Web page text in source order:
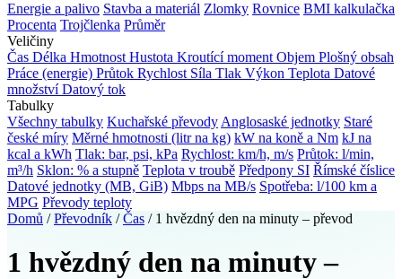
Energie a palivo Stavba a materiál Zlomky Rovnice BMI kalkulačka
Procenta Trojčlenka Průměr
Veličiny
Čas Délka Hmotnost Hustota Kroutící moment Objem Plošný obsah
Práce (energie) Průtok Rychlost Síla Tlak Výkon Teplota Datové
množstvíDatový tok
Tabulky
Všechny tabulky Kuchařské převody Anglosaské jednotky Staré
české míry Měrné hmotnosti (litr na kg) kW na koně a Nm kJ na
kcal a kWh Tlak: bar, psi, kPa Rychlost: km/h, m/s Průtok: l/min,
m³/h Sklon: % a stupně Teplota v troubě Předpony SI Římské číslice
Datové jednotky (MB, GiB) Mbps na MB/s Spotřeba: l/100 km a
MPG Převody teploty
Domů / Převodník / Čas / 1 hvězdný den na minuty – převod
1 hvězdný den na minuty –